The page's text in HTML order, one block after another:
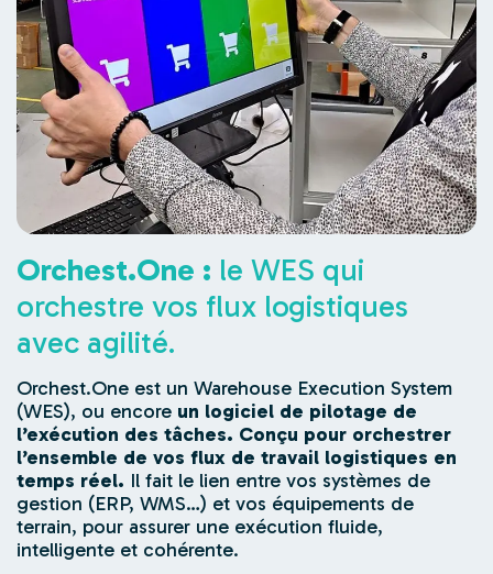
Orchest.One : le WES qui
orchestre vos flux logistiques
avec agilité.
Orchest.One est un Warehouse Execution System
(WES), ou encore un logiciel de pilotage de
l’exécution des tâches. Conçu pour orchestrer
l’ensemble de vos flux de travail logistiques en
temps réel. Il fait le lien entre vos systèmes de
gestion (ERP, WMS…) et vos équipements de
terrain, pour assurer une exécution fluide,
intelligente et cohérente.